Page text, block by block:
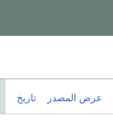
عرض المصدر تاريخ